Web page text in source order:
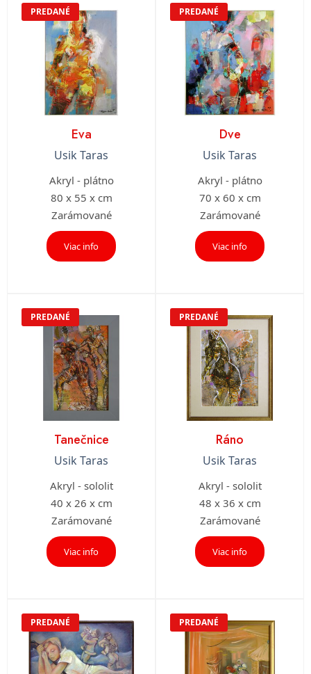
PREDANÉ
Eva
Usik Taras
Akryl - plátno
80 x 55 x cm
Zarámované
Viac info
PREDANÉ
Dve
Usik Taras
Akryl - plátno
70 x 60 x cm
Zarámované
Viac info
PREDANÉ
Tanečnice
Usik Taras
Akryl - sololit
40 x 26 x cm
Zarámované
Viac info
PREDANÉ
Ráno
Usik Taras
Akryl - sololit
48 x 36 x cm
Zarámované
Viac info
PREDANÉ PREDANÉ